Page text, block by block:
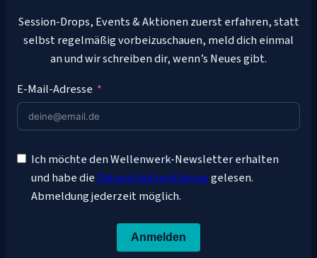
Session-Drops, Events & Aktionen zuerst erfahren, statt
selbst regelmäßig vorbeizuschauen, meld dich einmal
an und wir schreiben dir, wenn’s Neues gibt.
E-Mail-Adresse
Ich möchte den Wellenwerk-Newsletter erhalten
und habe die Datenschutzerklärunggelesen.
Abmeldung jederzeit möglich.
Anmelden